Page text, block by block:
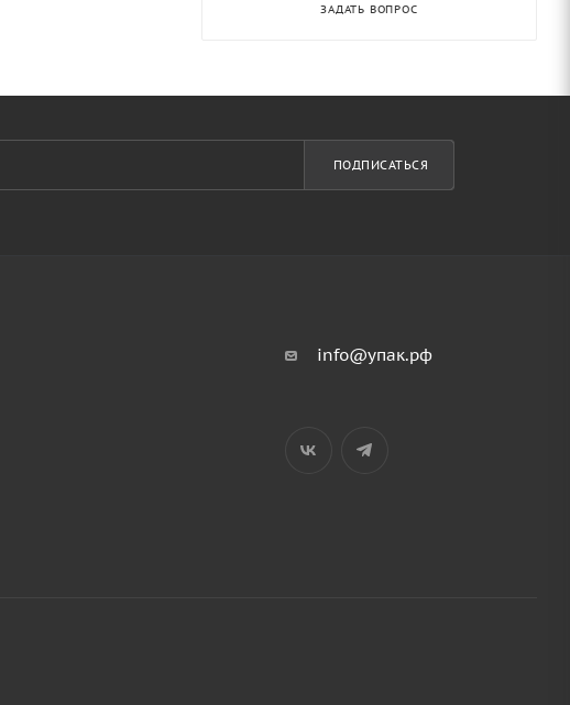
ЗАДАТЬ ВОПРОС
ПОДПИСАТЬСЯ
info@упак.рф